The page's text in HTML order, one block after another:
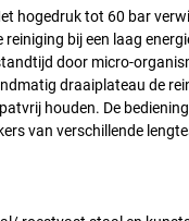
hogedruk tot 60 bar
bij een laag
door micro-
draaiplateau de
houden. De
van verschillende